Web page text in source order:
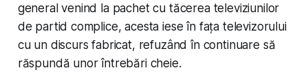
general venind la pachet cu tăcerea televiziunilor
de partid complice, acesta iese în fața televizorului
cu un discurs fabricat, refuzând în continuare să
răspundă unor întrebări cheie.